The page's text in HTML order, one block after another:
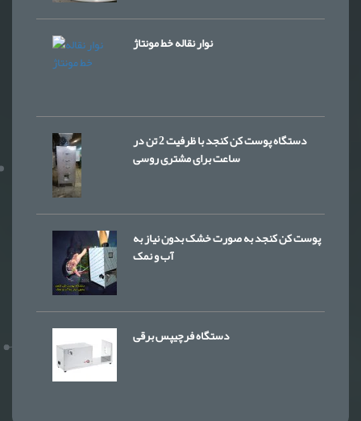
نوار نقاله خط مونتاژ
دستگاه پوست کن کنجد با ظرفیت 2 تن در
ساعت برای مشتری روسی
پوست کن کنجد به صورت خشک بدون نیاز به
آب و نمک
دستگاه فرچیپس برقی